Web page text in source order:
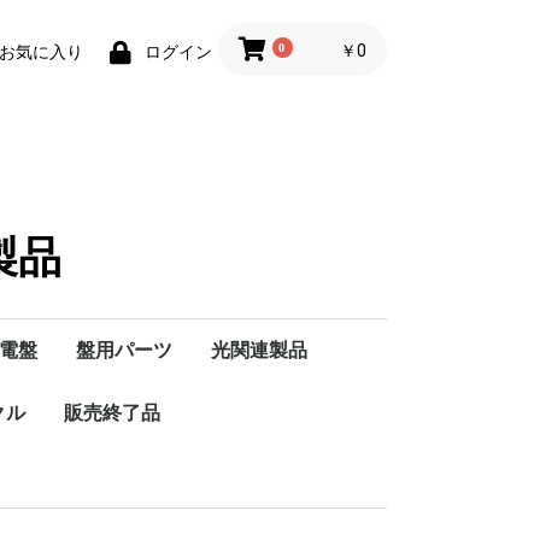
お気に入り ログイン 0 ￥0
品
BCT
MGA
MK-300K
MSC
OCR
OVGR
PT-K
T-13K20K
T-13K30K
･
T-15K15,20,30,50
T-25K15,20,30,50
T-30K15,20,30,50
T-50K15,20,30,50
T-75K,15,20,30,50
TT-15K
TT-25K
TT-30K
TT-50K
TT-75K
RA-100/組合せ機種
ハンドル・ハンドルキ
盤
ョン
盤用パーツ 光関連製品
ル 販売終了品